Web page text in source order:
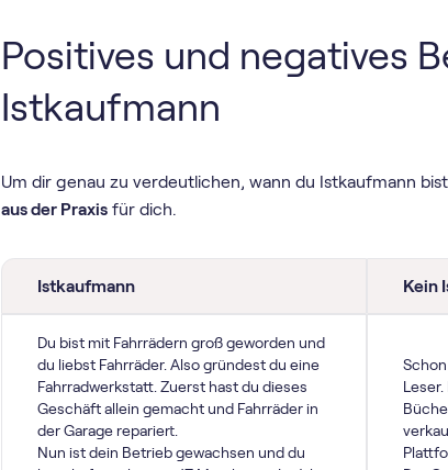
Positives und negatives
Istkaufmann
Um dir genau zu verdeutlichen, wann du Istkaufmann
aus der Praxis für dich.
Istkaufmann Kein
Du bist mit Fahrrädern groß geworden und
du liebst Fahrräder. Also gründest du eine
Fahrradwerkstatt. Zuerst hast du dieses
Geschäft allein gemacht und Fahrräder in
der Garage repariert.
Nun ist dein Betrieb gewachsen und du